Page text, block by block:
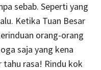
sebab. Seperti yang
Ketika Tuan Besar
orang-orang
saja yang kena
tahu rasa! Rindu kok